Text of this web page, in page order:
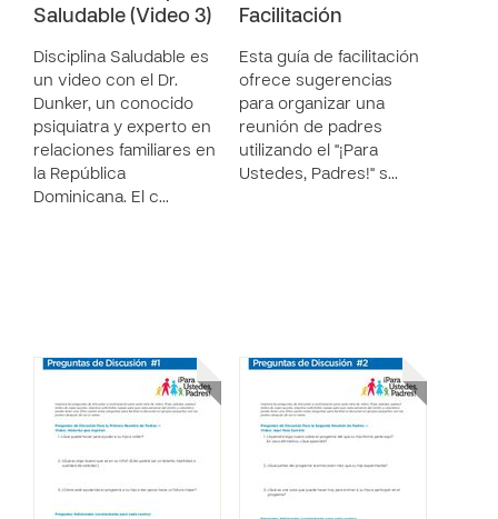
Saludable (Video 3)
Disciplina Saludable es
un video con el Dr.
Dunker, un conocido
psiquiatra y experto en
relaciones familiares en
la República
Dominicana. El c…
Facilitación
Esta guía de facilitación
ofrece sugerencias
para organizar una
reunión de padres
utilizando el "¡Para
Ustedes, Padres!" s…